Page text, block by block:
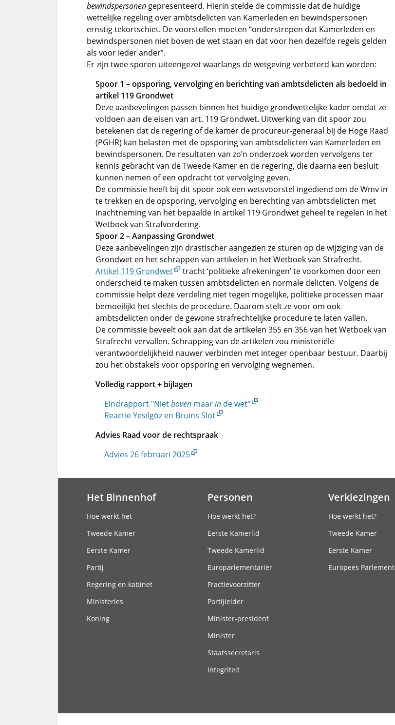
bewindspersonen gepresenteerd. Hierin stelde de commissie dat de huidige
wettelijke regeling over ambtsdelicten van Kamerleden en bewindspersonen
ernstig tekortschiet. De voorstellen moeten “onderstrepen dat Kamerleden en
bewindspersonen niet boven de wet staan en dat voor hen dezelfde regels gelden
als voor ieder ander”.
Er zijn twee sporen uiteengezet waarlangs de wetgeving verbeterd kan worden:
Spoor 1 – opsporing, vervolging en berichting van ambtsdelicten als bedoeld in
artikel 119 Grondwet
Deze aanbevelingen passen binnen het huidige grondwettelijke kader omdat ze
voldoen aan de eisen van art. 119 Grondwet. Uitwerking van dit spoor zou
betekenen dat de regering of de kamer de procureur-generaal bij de Hoge Raad
(PGHR) kan belasten met de opsporing van ambtsdelicten van Kamerleden en
bewindspersonen. De resultaten van zo’n onderzoek worden vervolgens ter
kennis gebracht van de Tweede Kamer en de regering, die daarna een besluit
kunnen nemen of een opdracht tot vervolging geven.
De commissie heeft bij dit spoor ook een wetsvoorstel ingediend om de Wmv in
te trekken en de opsporing, vervolging en berechting van ambtsdelicten met
inachtneming van het bepaalde in artikel 119 Grondwet geheel te regelen in het
Wetboek van Strafvordering.
Spoor 2 – Aanpassing Grondwet
Deze aanbevelingen zijn drastischer aangezien ze sturen op de wijziging van de
Grondwet en het schrappen van artikelen in het Wetboek van Strafrecht.
Artikel 119 Grondwet
tracht ‘politieke afrekeningen’ te voorkomen door een
onderscheid te maken tussen ambtsdelicten en normale delicten. Volgens de
commissie helpt deze verdeling niet tegen mogelijke, politieke processen maar
bemoeilijkt het slechts de procedure. Daarom stelt ze voor om ook
ambtsdelicten onder de gewone strafrechtelijke procedure te laten vallen.
De commissie beveelt ook aan dat de artikelen 355 en 356 van het Wetboek van
Strafrecht vervallen. Schrapping van de artikelen zou ministeriële
verantwoordelijkheid nauwer verbinden met integer openbaar bestuur. Daarbij
zou het obstakels voor opsporing en vervolging wegnemen.
Volledig rapport + bijlagen
Eindrapport "Nietboven maarin de wet"
Reactie Yesilgöz en Bruins Slot
Advies Raad voor de rechtspraak
Advies 26 februari 2025
Het Binnenhof
Hoe werkt het
Tweede Kamer
Eerste Kamer
Partij
Regering en kabinet
Ministeries
Koning
Personen
Hoe werkt het?
Eerste Kamerlid
Tweede Kamerlid
Europarlementariër
Fractievoorzitter
Partijleider
Minister-president
Minister
Staatssecretaris
Integriteit
Verkiezingen
Hoe werkt het?
Tweede Kamer
Eerste Kamer
Europees Parlement